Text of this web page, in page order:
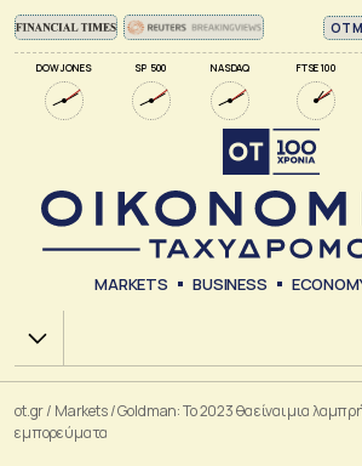
DOW JONES SP 500 NASDAQ FTSE 100
ΟΤ
MARKETS BUSINESS
Χ.Α.
ot.gr/ Markets/Goldman: Το 2023 θα είναι μια
εμπορεύματα